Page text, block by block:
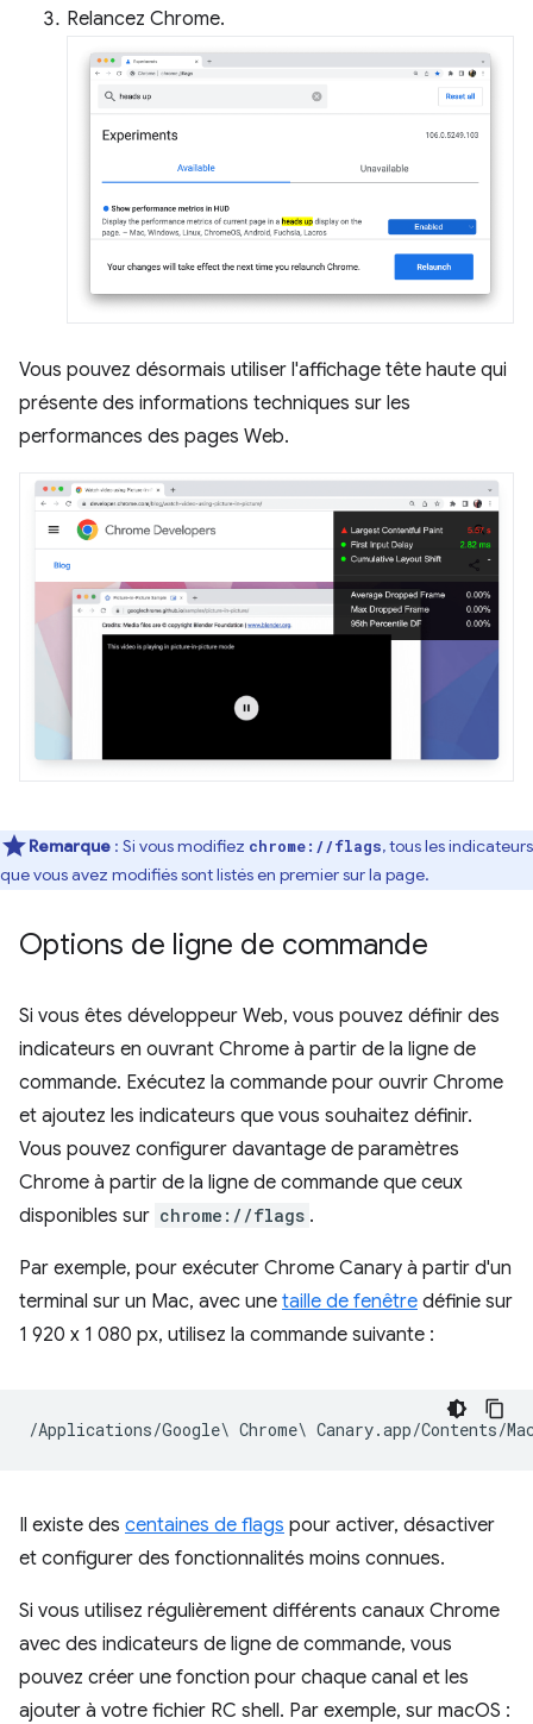
Relancez Chrome.
Vous pouvez désormais utiliser l'affichage tête haute qui
présente des informations techniques sur les
performances des pages Web.
Remarque : Si vous modifiez chrome://flags, tous les indicateurs
que vous avez modifiés sont listés en premier sur la page.
Options de ligne de commande
Si vous êtes développeur Web, vous pouvez définir des
indicateurs en ouvrant Chrome à partir de la ligne de
commande. Exécutez la commande pour ouvrir Chrome
et ajoutez les indicateurs que vous souhaitez définir.
Vous pouvez configurer davantage de paramètres
Chrome à partir de la ligne de commande que ceux
disponibles sur chrome://flags .
Par exemple, pour exécuter Chrome Canary à partir d'un
terminal sur un Mac, avec une taille de fenêtre définie sur
1 920 x 1 080 px, utilisez la commande suivante :
Il existe des centaines de flags pour activer, désactiver
et configurer des fonctionnalités moins connues.
Si vous utilisez régulièrement différents canaux Chrome
avec des indicateurs de ligne de commande, vous
pouvez créer une fonction pour chaque canal et les
ajouter à votre fichier RC shell. Par exemple, sur macOS :